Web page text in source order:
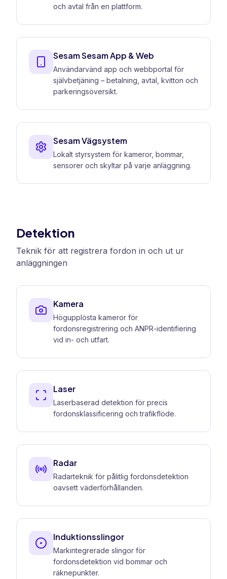
och avtal från en plattform.
Sesam Sesam App & Web
Användarvänd app och webbportal för
självbetjäning – betalning, avtal, kvitton och
parkeringsöversikt.
Sesam Vägsystem
Lokalt styrsystem för kameror, bommar,
sensorer och skyltar på varje anläggning.
Detektion
Teknik för att registrera fordon in och ut ur
anläggningen
Kamera
Högupplösta kameror för
fordonsregistrering och ANPR-identifiering
vid in- och utfart.
Laser
Laserbaserad detektion för precis
fordonsklassificering och trafikflöde.
Radar
Radarteknik för pålitlig fordonsdetektion
oavsett väderförhållanden.
Induktionsslingor
Markintegrerade slingor för
fordonsdetektion vid bommar och
räknepunkter.